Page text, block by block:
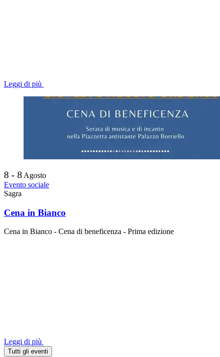
Leggi di più
8 - 8 Agosto
Evento sociale
Sagra
Cena in Bianco
Cena in Bianco - Cena di beneficenza - Prima edizione
Leggi di più
Tutti gli eventi